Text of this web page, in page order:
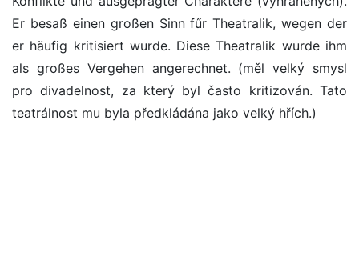
Er besaß einen großen Sinn fűr Theatralik, wegen der
er häufig kritisiert wurde. Diese Theatralik wurde ihm
als großes Vergehen angerechnet. (měl velký smysl
pro divadelnost, za který byl často kritizován. Tato
teatrálnost mu byla předkládána jako velký hřích.)